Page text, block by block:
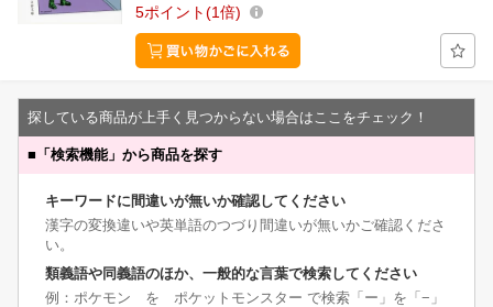
5ポイント 1倍
探している商品が上手く見つからない場合はここをチェック！
■ 「検索機能」から商品を探す
キーワードに間違いが無いか確認してください
漢字の変換違いや英単語のつづり間違いが無いかご確認くださ
い。
類義語や同義語のほか、一般的な言葉で検索してください
例：ポケモン を ポケットモンスター で検索「ー」を「−」